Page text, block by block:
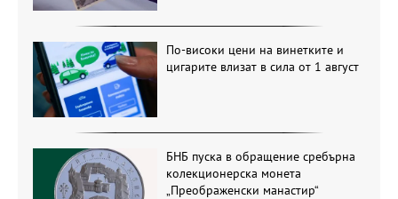
По-високи цени на винетките и
цигарите влизат в сила от 1 август
БНБ пуска в обращение сребърна
колекционерска монета
„Преображенски манастир“